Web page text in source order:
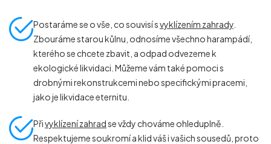
Postaráme se o vše, co souvisí svyklízením zahrady
Zbouráme starou kůlnu, odnosíme všechno harampádí,
kterého se chcete zbavit, a odpad odvezeme k
ekologické likvidaci. Můžeme vám také pomoci s
drobnými rekonstrukcemi nebo specifickými pracemi,
jako je likvidace eternitu.
Přivyklízení zahradse vždy chováme ohleduplně.
Respektujeme soukromí a klid váš i vašich sousedů, proto